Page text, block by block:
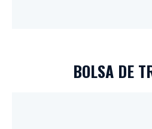
BOLSA DE